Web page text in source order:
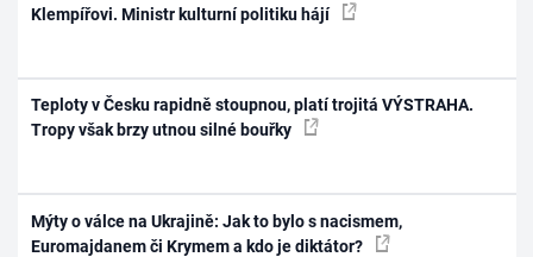
Klempířovi. Ministr kulturní politiku hájí
Teploty v Česku rapidně stoupnou, platí trojitá VÝSTRAHA.
Tropy však brzy utnou silné bouřky
Mýty o válce na Ukrajině: Jak to bylo s nacismem,
Euromajdanem či Krymem a kdo je diktátor?